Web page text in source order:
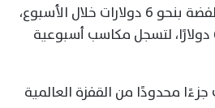
وعالميًا، ارتفعت أوقية الفضة بنحو 6 دولارات خلال الأسبوع،
من نحو 58 دولارًا إلى 64 دولارًا، لتسجل مكاسب أسبوعية
محدودًا من القفزة العالمية